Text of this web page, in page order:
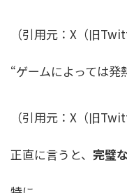
（引用元：X（旧
“ゲームによっては
（引用元：X（旧
正直に言うと、 完璧